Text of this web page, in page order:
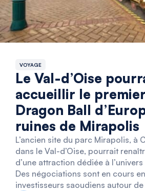
VOYAGE
Le Val-d’Oise
accueillir le
Dragon Ball
ruines de Mirapolis
L’ancien site du parc Mirapolis, à
dans le Val-d’Oise, pourrait
d’une attraction dédiée à
Des négociations sont en cours
investisseurs saoudiens autour